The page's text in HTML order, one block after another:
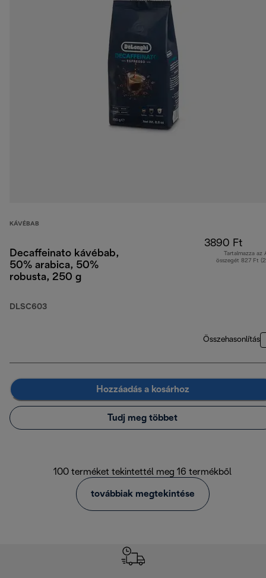
KÁVÉBAB
Decaffeinato kávébab,
50% arabica, 50%
robusta, 250 g
DLSC603
3890 Ft
Tartalmazza az
összegét 827 Ft
Összehasonlítás
Hozzáadás a kosárhoz
Tudj meg többet
100 terméket tekintettél meg 16 termékből
továbbiak megtekintése